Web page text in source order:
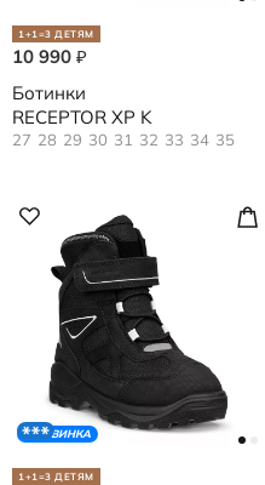
1+1=3 ДЕТЯМ
10 990 ₽
Ботинки
RECEPTOR XP K
27 28 29 30 31 32 33 34 35
НОВИНКА
1+1=3 ДЕТЯМ